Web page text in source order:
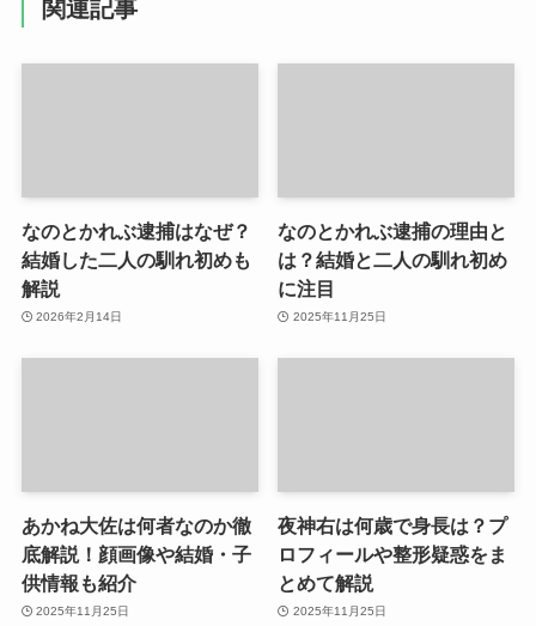
関連記事
なのとかれぶ逮捕はなぜ？
結婚した二人の馴れ初めも
解説
2026年2月14日
なのとかれぶ逮捕の理由と
は？結婚と二人の馴れ初め
に注目
2025年11月25日
あかね大佐は何者なのか徹
底解説！顔画像や結婚・子
供情報も紹介
2025年11月25日
夜神右は何歳で身長は？プ
ロフィールや整形疑惑をま
とめて解説
2025年11月25日